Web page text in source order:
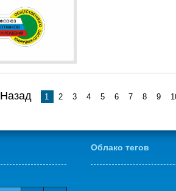
Назад 1 2 3 4 5 6 7 8 9
Облако тегов